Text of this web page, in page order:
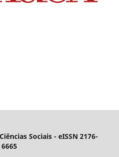
Sociais - eISSN 2176-
6665